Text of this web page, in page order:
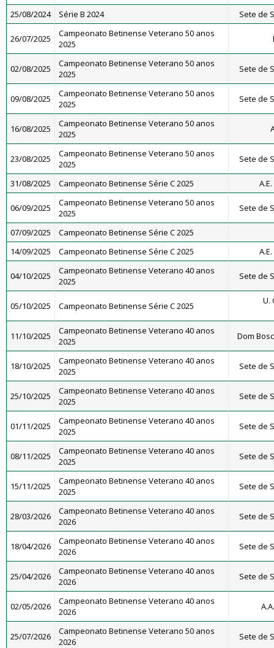
25/08/2024
Série B 2024 Sete de
26/07/2025
Campeonato Betinense Veterano 50 anos
2025
02/08/2025
Campeonato Betinense Veterano 50 anos
2025
Sete de
09/08/2025
Campeonato Betinense Veterano 50 anos
2025
Sete de
16/08/2025
Campeonato Betinense Veterano 50 anos
2025
23/08/2025
Campeonato Betinense Veterano 50 anos
2025
Sete de
31/08/2025 Campeonato Betinense Série C 2025
06/09/2025
Campeonato Betinense Veterano 50 anos
2025
Sete de
07/09/2025
Campeonato Betinense Série C 2025
14/09/2025
Campeonato Betinense Série C 2025
04/10/2025
Campeonato Betinense Veterano 40 anos
2025
Sete de
05/10/2025 Campeonato Betinense Série C 2025 U.
11/10/2025
Campeonato Betinense Veterano 40 anos
2025
Dom
18/10/2025
Campeonato Betinense Veterano 40 anos
2025
Sete de
25/10/2025
Campeonato Betinense Veterano 40 anos
2025
Sete de
01/11/2025
Campeonato Betinense Veterano 40 anos
2025
Sete de
08/11/2025
Campeonato Betinense Veterano 40 anos
2025
Sete de
15/11/2025
Campeonato Betinense Veterano 40 anos
2025
Sete de
28/03/2026
Campeonato Betinense Veterano 40 anos
2026
Sete de
18/04/2026
Campeonato Betinense Veterano 40 anos
2026
Sete de
25/04/2026
Campeonato Betinense Veterano 40 anos
2026
Sete de
02/05/2026
Campeonato Betinense Veterano 40 anos
2026
25/07/2026
Campeonato Betinense Veterano 50 anos
2026
Sete de